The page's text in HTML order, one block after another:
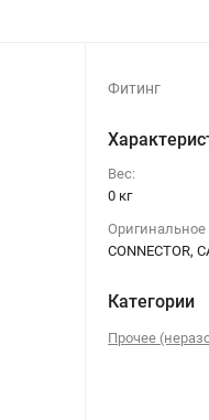
Фитинг
Вес:
0 кг
Оригинальное
CONNECTOR,
Категории
Прочее